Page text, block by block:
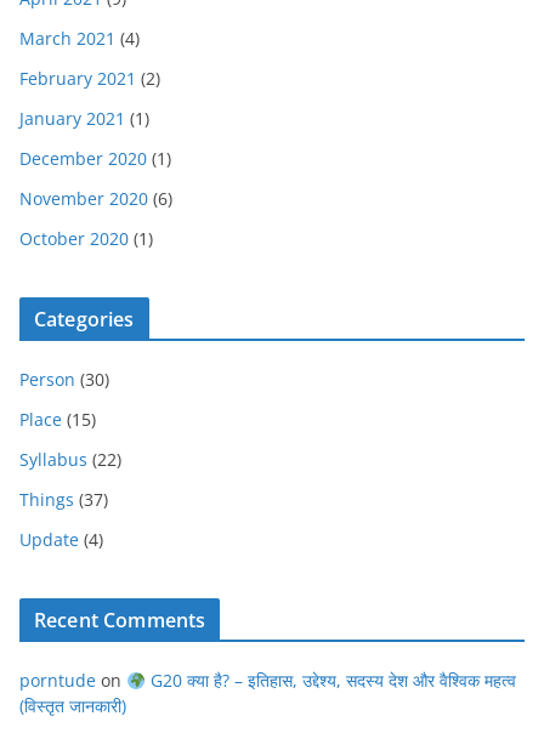
March 2021 (4)
February 2021 (2)
January 2021 (1)
December 2020 (1)
November 2020 (6)
October 2020 (1)
Categories
Person (30)
Place (15)
Syllabus (22)
Things (37)
Update (4)
Recent Comments
porntude on
G20 क्या है? – इतिहास, उद्देश्य, सदस्य देश और वैश्विक महत्व
(विस्तृत जानकारी)